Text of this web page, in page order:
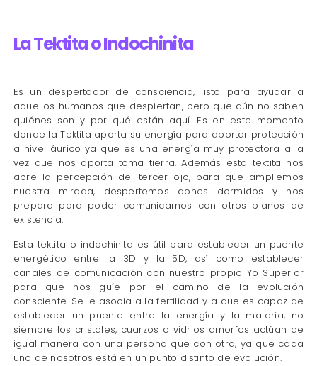
La Tektita o Indochinita
Es un despertador de consciencia, listo para ayudar a
aquellos humanos que despiertan, pero que aún no saben
quiénes son y por qué están aquí. Es en este momento
donde la Tektita aporta su energía para aportar protección
a nivel áurico ya que es una energía muy protectora a la
vez que nos aporta toma tierra. Además esta tektita nos
abre la percepción del tercer ojo, para que ampliemos
nuestra mirada, despertemos dones dormidos y nos
prepara para poder comunicarnos con otros planos de
existencia.
Esta tektita o indochinita es útil para establecer un puente
energético entre la 3D y la 5D, así como establecer
canales de comunicación con nuestro propio Yo Superior
para que nos guíe por el camino de la evolución
consciente. Se le asocia a la fertilidad y a que es capaz de
establecer un puente entre la energía y la materia, no
siempre los cristales, cuarzos o vidrios amorfos actúan de
igual manera con una persona que con otra, ya que cada
uno de nosotros está en un punto distinto de evolución.